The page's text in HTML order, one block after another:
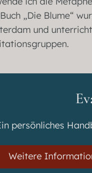
„Die Blume“
und
persönliches
Weitere